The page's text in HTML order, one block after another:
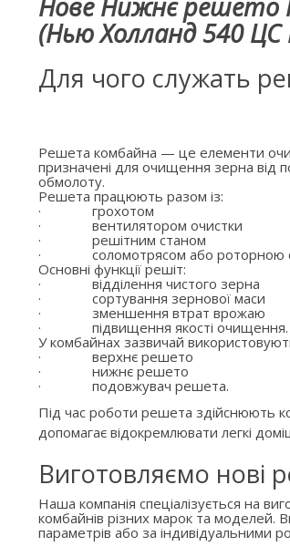
Нове Нижнє решето
(Нью Холланд 540 ЦС
Для чого служать
Решета комбайна — це елементи
призначені для очищення зерна від
обмолоту.
Решета працюють разом із:
·
грохотом
·
вентилятором очистки
·
решітним станом
·
соломотрясом або роторною
Основні функції решіт:
·
відділення чистого зерна
·
сортування зернової маси
·
зменшення втрат врожаю
·
підвищення якості очищення.
У комбайнах зазвичай
·
верхнє решето
·
нижнє решето
·
подовжувач решета.
Під час роботи решета здійснюють
допомагає відокремлювати легкі
Виготовляємо нові
Наша компанія спеціалізується на
комбайнів різних марок та моделей.
параметрів або за індивідуальними